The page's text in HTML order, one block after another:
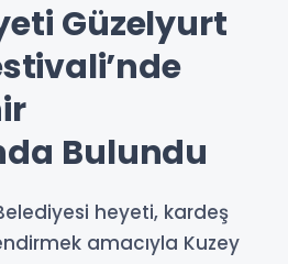
Güzelyurt
Bulundu
heyeti, kardeş
amacıyla Kuzey